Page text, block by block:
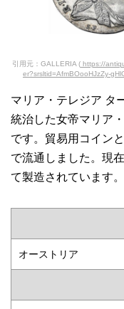
引用元：GALLERIA (https://
er?srsltid=AfmBOooHJzZy-
マリア・テレジア タ
統治した女帝マリア
です。貿易用コイン
で流通しました。現
て製造されています。
オーストリア